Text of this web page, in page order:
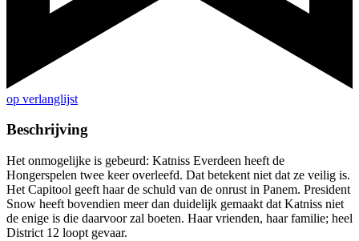
op verlanglijst
Beschrijving
Het onmogelijke is gebeurd: Katniss Everdeen heeft de
Hongerspelen twee keer overleefd. Dat betekent niet dat ze veilig is.
Het Capitool geeft haar de schuld van de onrust in Panem. President
Snow heeft bovendien meer dan duidelijk gemaakt dat Katniss niet
de enige is die daarvoor zal boeten. Haar vrienden, haar familie; heel
District 12 loopt gevaar.